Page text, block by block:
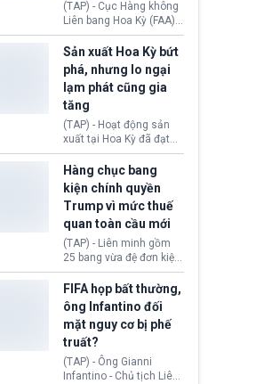
đạo Nhà Trắng kêu gọi
các doanh nghiệp cần
giảm giá bán cho người
tiêu dùng.
(TAP) - Cục Hàng không
Liên bang Hoa Kỳ (FAA)
vừa chính thức cấp
chứng nhận an toàn bay
cho Boeing 737 Max 7,
mẫu máy bay nhỏ nhất
trong dòng 737 Max
thuộc Boeing
Commercial Airplanes
(Boeing). Động thái này
chính thức khép lại gần
một thập kỷ trì hoãn chờ
các cuộc đánh giá
nghiêm ngặt.
Sản xuất Hoa Kỳ bứt
phá, nhưng lo ngại
lạm phát cũng gia
tăng
(TAP) - Hoạt động sản
xuất tại Hoa Kỳ đã đạt
tốc độ nhanh nhất trong
hơn 4 năm qua, cho
thấy nền kinh tế đang
phục hồi tích cực, bất
chấp tác động từ thuế
quan. Tuy nhiên, không
ít doanh nghiệp vẫn cảm
thấy áp lực lạm phát, bất
ổn địa chính trị hiện còn
nghiêm trọng hơn cả
giai đoạn đại dịch
COVID-19.
Hàng chục bang
kiện chính quyền
Trump vì mức thuế
quan toàn cầu mới
(TAP) - Liên minh gồm
25 bang vừa đệ đơn kiện
chính quyền Tổng thống
Donald Trump. Phe
nguyên đơn tin rằng,
hành động áp thuế 10 -
12,5% lên 60 đối tác
thương mại hôm 24/7
vượt quá thẩm quyền
của Tổng thống.
FIFA họp bất thường,
ông Infantino đối
mặt nguy cơ bị phế
truất?
(TAP) - Ông Gianni
Infantino - Chủ tịch Liên